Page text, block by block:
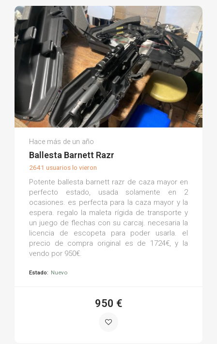
Antón P.
(0)
Hace más de un año
Ballesta Barnett Razr
2641 usuarios lo vieron
Potente ballesta barnett razr de caza mayor en
perfecto estado, usada solamente en 2
ocasiones. es perfecta para la caza mayor y la
espera. regalo la maleta rígida de transporte y
un juego de flechas con su carcaj. necesaria la
licencia de escopeta para poder usarla. el
precio de compra original es de 1724€, y la
vendo por 950€.
Estado: Nuevo
950 €